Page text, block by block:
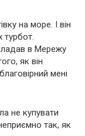
на море. І він
турбот.
в Мережу
як він
мені
не купувати
так, як